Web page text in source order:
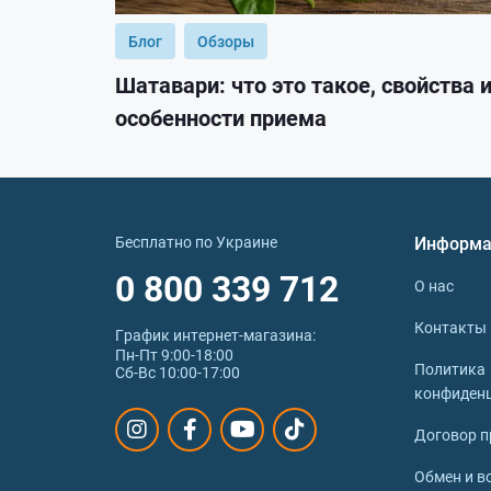
Блог Обзоры
Шатавари: что это такое, свойства и
особенности приема
Бесплатно по Украине
0 800 339 712
График интернет‑магазина:
Пн-Пт 9:00-18:00
Сб-Вс 10:00-17:00
О нас
Контакты
Политика
Договор
Обмен и